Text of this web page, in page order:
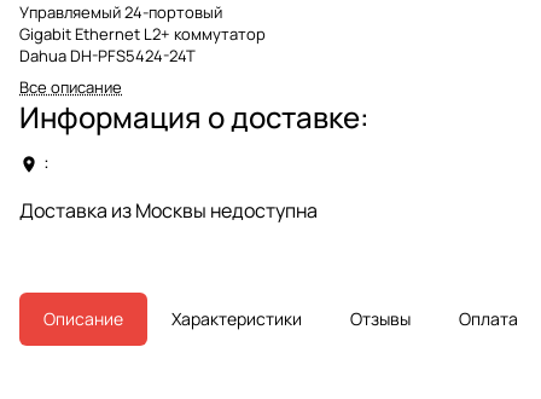
Управляемый 24-портовый
Gigabit Ethernet L2+ коммутатор
Dahua DH-PFS5424-24T
Все описание
Информация о доставке:
:
Доставка из Москвы недоступна
Описание Характеристики Отзывы Оплата